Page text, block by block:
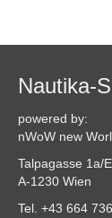
Nautika-
powered by:
nWoW new
Talpagasse 1a/
A-1230 Wien
Tel. +43 664